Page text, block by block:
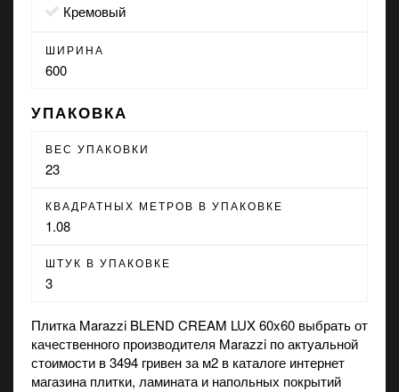
кремовый
ШИРИНА
600
УПАКОВКА
ВЕС УПАКОВКИ
23
КВАДРАТНЫХ МЕТРОВ В УПАКОВКЕ
1.08
ШТУК В УПАКОВКЕ
3
Плитка Marazzi BLEND CREAM LUX 60x60 выбрать от
качественного производителя Marazzi по актуальной
стоимости в 3494 гривен за м2 в каталоге интернет
магазина плитки, ламината и напольных покрытий